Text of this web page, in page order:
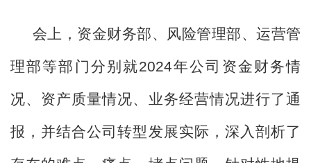
党建活动 党风廉政 群团风采
人才招聘
人才战略 公司招聘
会上，资金财务部、风险管理部、运营管
理部等部门分别就2024年公司资金财务情
况、资产质量情况、业务经营情况进行了通
报，并结合公司转型发展实际， 深入剖析了